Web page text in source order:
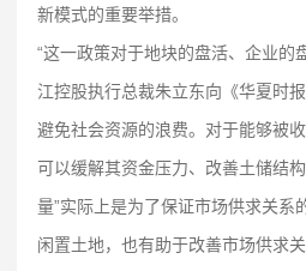
新模式的重要举措。
“这一政策对于地块的盘活、企业的
江控股执行总裁朱立东向《华夏时
避免社会资源的浪费。对于能够被
可以缓解其资金压力、改善土储结
量”实际上是为了保证市场供求关系
闲置土地，也有助于改善市场供求关